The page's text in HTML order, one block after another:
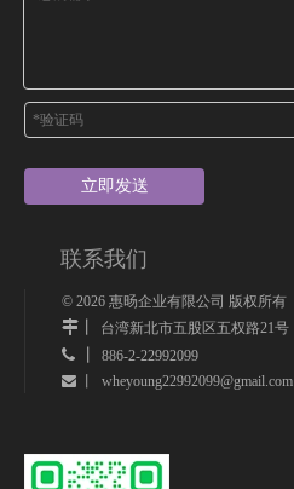
立即发送
联系我们
© 2026 惠旸企业有限公司 版权所有
丨 台湾新北市五股区五权路21号
 丨 886-2-22992099
 丨 wheyoung22992099@gmail.com